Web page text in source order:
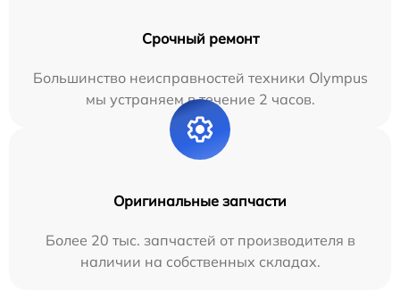
Срочный ремонт
Большинство неисправностей техники Olympus
мы устраняем в течение 2 часов.
Оригинальные запчасти
Более 20 тыс. запчастей от производителя в
наличии на собственных складах.